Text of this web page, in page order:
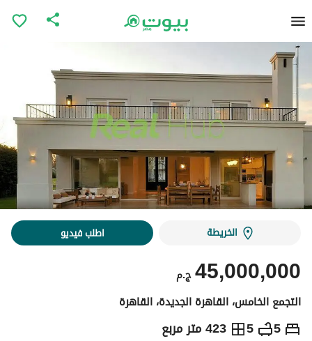
الخريطة اطلب فيديو
ج.م45,000,000
التجمع الخامس، القاهرة الجديدة، القاهرة
5
5 423 متر مربع ج.م 45,000,000